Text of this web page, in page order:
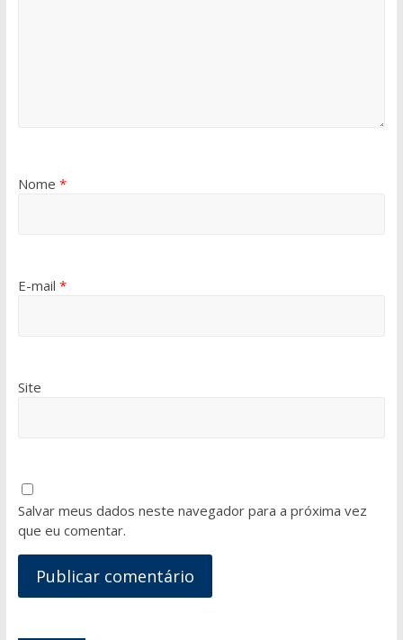
Nome *
E-mail *
Site
Salvar meus dados neste navegador para a próxima vez
que eu comentar.